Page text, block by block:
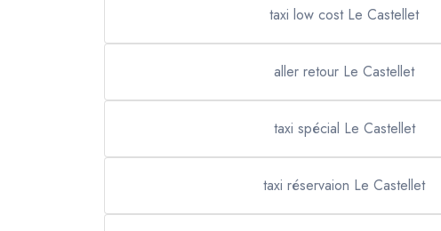
taxi low cost Le Castellet
aller retour Le Castellet
taxi spécial Le Castellet
taxi réservaion Le Castellet